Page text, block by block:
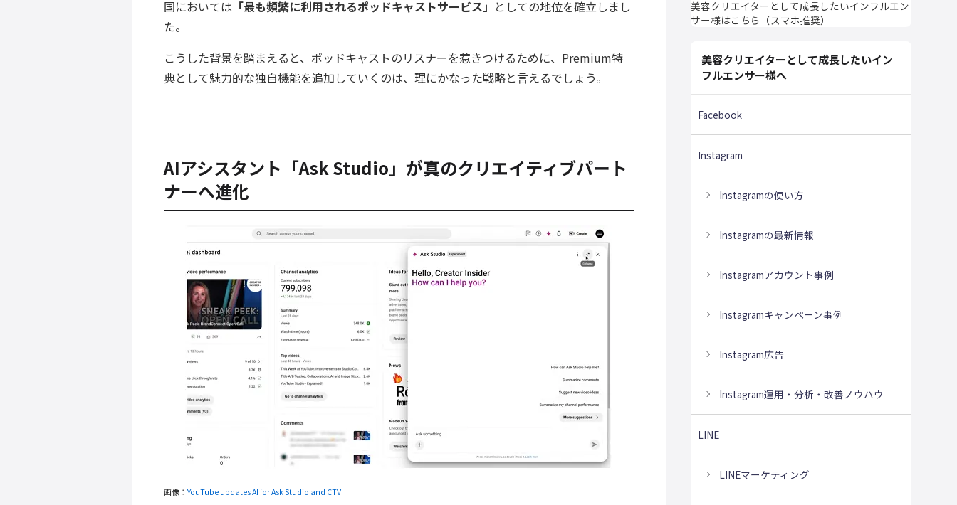
国においては 「最も頻繁に利用されるポッドキャストサービス」 としての地位を確立しまし
た。
こうした背景を踏まえると、ポッドキャストのリスナーを惹きつけるために、Premium特
典として魅力的な独自機能を追加していくのは、理にかなった戦略と言えるでしょう。
AIアシスタント「Ask Studio」が真のクリエイティブパート
ナーへ進化
画像：YouTube updates AI for Ask Studio and CTV
美容クリエイターとして成長したいインフルエン
サー様はこちら（スマホ推奨）
美容クリエイターとして成長したいイン
フルエンサー様へ
Facebook
Instagram
Instagramの使い方
Instagramの最新情報
Instagramアカウント事例
Instagramキャンペーン事例
Instagram広告
Instagram運用・分析・改善ノウハウ
LINE
LINEマーケティング